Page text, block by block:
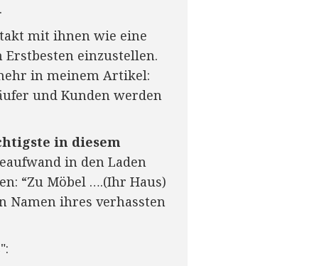
mit ihnen wie eine
Erstbesten einzustellen.
in meinem Artikel:
und Kunden werden
in diesem
in den Laden
“Zu Möbel ….(Ihr Haus)
Namen ihres verhassten